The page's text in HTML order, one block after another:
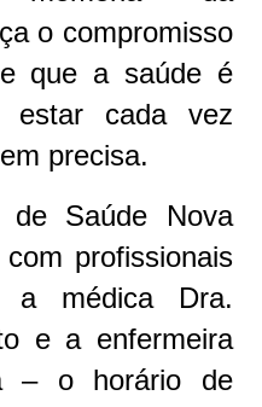
o compromisso
que a saúde é
estar cada vez
precisa.
de Saúde Nova
profissionais
a médica Dra.
e a enfermeira
– o horário de